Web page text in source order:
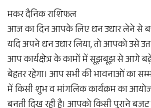
मकर दैनिक राशिफल
आज का दिन आपके लिए धन उधार लेने से
यदि अपने धन उधार लिया, तो आपको उसे
आप कार्यक्षेत्र के कामों में सूझबूझ से आगे
बेहतर रहेगा। आप सभी की भावनाओं का
में किसी शुभ व मांगलिक कार्यक्रम का